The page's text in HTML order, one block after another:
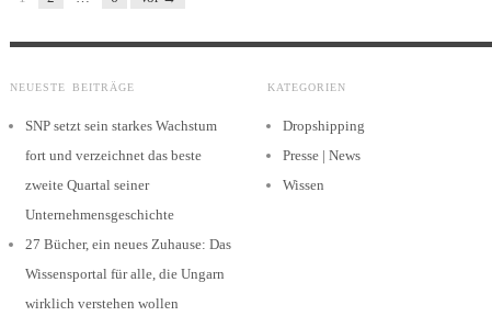
NEUESTE BEITRÄGE
SNP setzt sein starkes Wachstum
fort und verzeichnet das beste
zweite Quartal seiner
Unternehmensgeschichte
27 Bücher, ein neues Zuhause: Das
Wissensportal für alle, die Ungarn
wirklich verstehen wollen
KATEGORIEN
Dropshipping
Presse | News
Wissen